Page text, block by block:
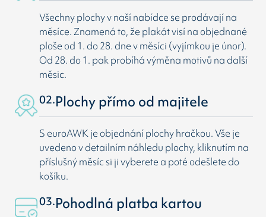
Všechny plochy v naší nabídce se prodávají na
měsíce. Znamená to, že plakát visí na objednané
ploše od 1. do 28. dne v měsíci (vyjímkou je únor).
Od 28. do 1. pak probíhá výměna motivů na další
měsic.
02.Plochy přímo od majitele
S euroAWK je objednání plochy hračkou. Vše je
uvedeno v detailním náhledu plochy, kliknutím na
příslušný měsíc si ji vyberete a poté odešlete do
košíku.
03.Pohodlná platba kartou